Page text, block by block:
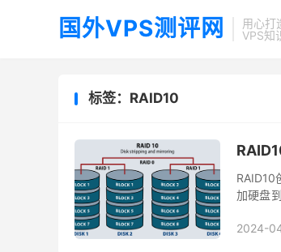
国外VPS测评网
用心打
VPS知
标签：RAID10
RAID10
加硬盘
2024-